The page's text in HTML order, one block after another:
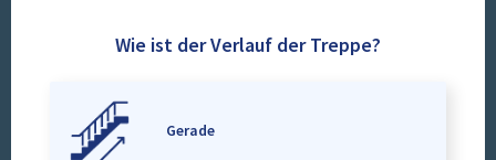
Wie ist der Verlauf der Treppe?
Gerade